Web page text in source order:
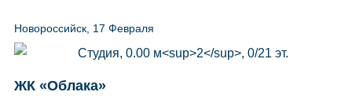
Новороссийск, 17 Февраля
ЖК «Облака»